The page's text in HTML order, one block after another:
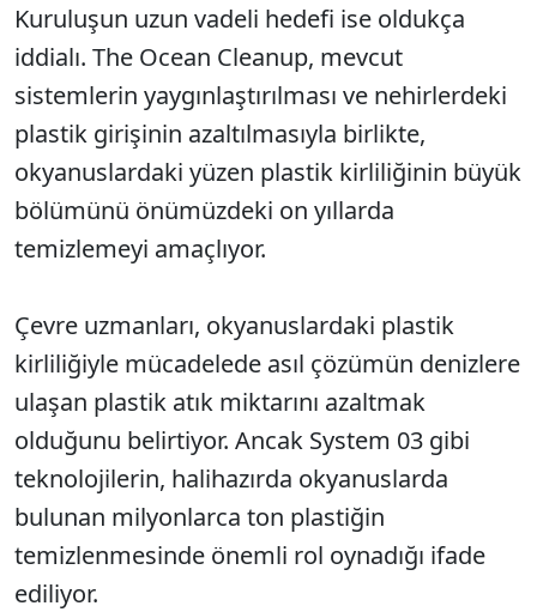
Kuruluşun uzun vadeli hedefi ise oldukça
iddialı. The Ocean Cleanup, mevcut
sistemlerin yaygınlaştırılması ve nehirlerdeki
plastik girişinin azaltılmasıyla birlikte,
okyanuslardaki yüzen plastik kirliliğinin büyük
bölümünü önümüzdeki on yıllarda
temizlemeyi amaçlıyor.
Çevre uzmanları, okyanuslardaki plastik
kirliliğiyle mücadelede asıl çözümün denizlere
ulaşan plastik atık miktarını azaltmak
olduğunu belirtiyor. Ancak System 03 gibi
teknolojilerin, halihazırda okyanuslarda
bulunan milyonlarca ton plastiğin
temizlenmesinde önemli rol oynadığı ifade
ediliyor.